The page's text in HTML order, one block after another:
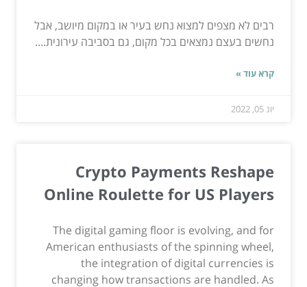
רבים לא מצפים למצוא נחש בעיר או במקום מיושב, אבל
נחשים בעצם נמצאים בכל מקום, גם בסביבה עירונית....
קרא עוד »
יונ 05, 2022
Crypto Payments Reshape
Online Roulette for US Players
The digital gaming floor is evolving, and for
American enthusiasts of the spinning wheel,
the integration of digital currencies is
changing how transactions are handled. As